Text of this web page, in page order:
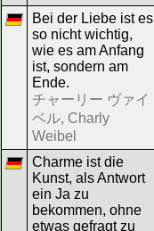
Bei der Liebe ist es
so nicht wichtig,
wie es am Anfang
ist, sondern am
Ende.
チャーリー ヴァイ
ベル, Charly
Weibel
Charme ist die
Kunst, als Antwort
ein Ja zu
bekommen, ohne
etwas gefragt zu